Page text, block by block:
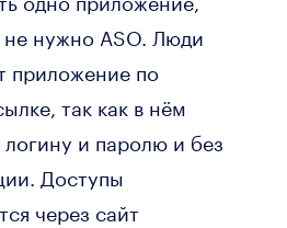
нужно ASO. Люди
приложение по
так как в нём
логину и паролю и без
Доступы
через сайт